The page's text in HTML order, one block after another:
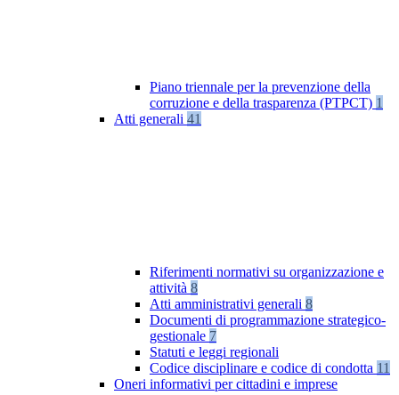
Piano triennale per la prevenzione della
corruzione e della trasparenza (PTPCT) 1
Atti generali 41
Riferimenti normativi su organizzazione e
attività 8
Atti amministrativi generali 8
Documenti di programmazione strategico-
gestionale 7
Statuti e leggi regionali
Codice disciplinare e codice di condotta 11
Oneri informativi per cittadini e imprese